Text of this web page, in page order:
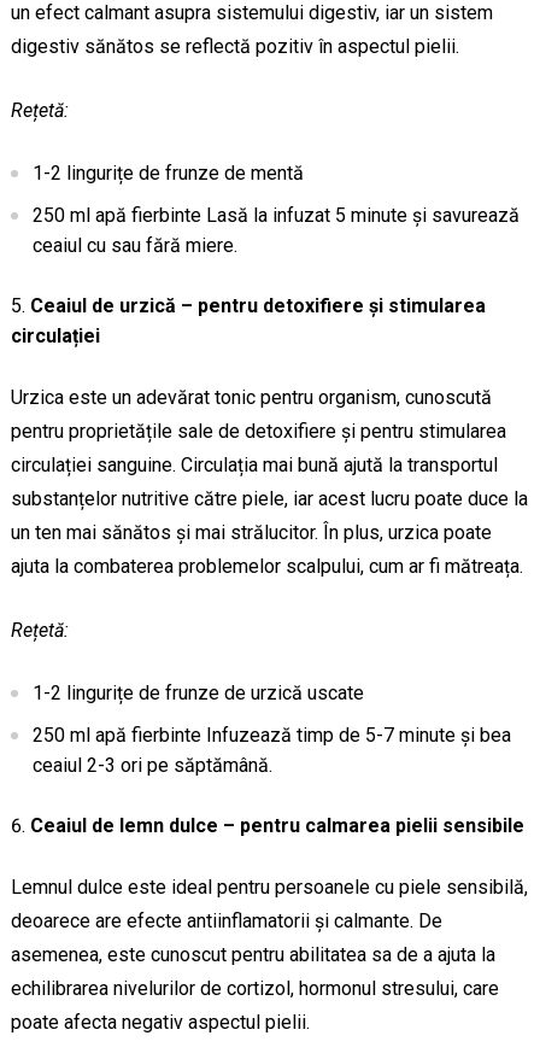
un efect calmant asupra sistemului digestiv, iar un sistem
digestiv sănătos se reflectă pozitiv în aspectul pielii.
Rețetă:
1-2 lingurițe de frunze de mentă
250 ml apă fierbinte Lasă la infuzat 5 minute și savurează
ceaiul cu sau fără miere.
Ceaiul de urzică – pentru detoxifiere și stimularea
circulației
Urzica este un adevărat tonic pentru organism, cunoscută
pentru proprietățile sale de detoxifiere și pentru stimularea
circulației sanguine. Circulația mai bună ajută la transportul
substanțelor nutritive către piele, iar acest lucru poate duce la
un ten mai sănătos și mai strălucitor. În plus, urzica poate
ajuta la combaterea problemelor scalpului, cum ar fi mătreața.
Rețetă:
1-2 lingurițe de frunze de urzică uscate
250 ml apă fierbinte Infuzează timp de 5-7 minute și bea
ceaiul 2-3 ori pe săptămână.
Ceaiul de lemn dulce – pentru calmarea pielii sensibile
Lemnul dulce este ideal pentru persoanele cu piele sensibilă,
deoarece are efecte antiinflamatorii și calmante. De
asemenea, este cunoscut pentru abilitatea sa de a ajuta la
echilibrarea nivelurilor de cortizol, hormonul stresului, care
poate afecta negativ aspectul pielii.